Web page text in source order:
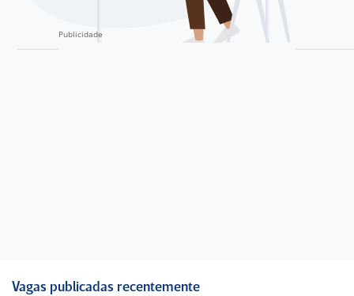
Vagas publicadas recentemente